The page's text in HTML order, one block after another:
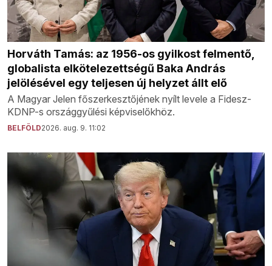
Horváth Tamás: az 1956-os gyilkost felmentő,
globalista elkötelezettségű Baka András
jelölésével egy teljesen új helyzet állt elő
A Magyar Jelen főszerkesztőjének nyílt levele a Fidesz-
KDNP-s országgyűlési képviselőkhöz.
BELFÖLD2026. aug. 9. 11:02